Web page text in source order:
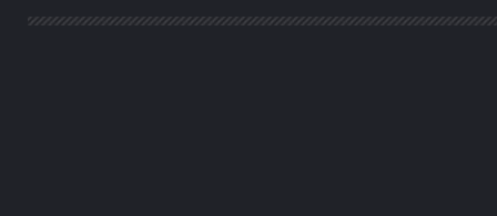
Aquarelle